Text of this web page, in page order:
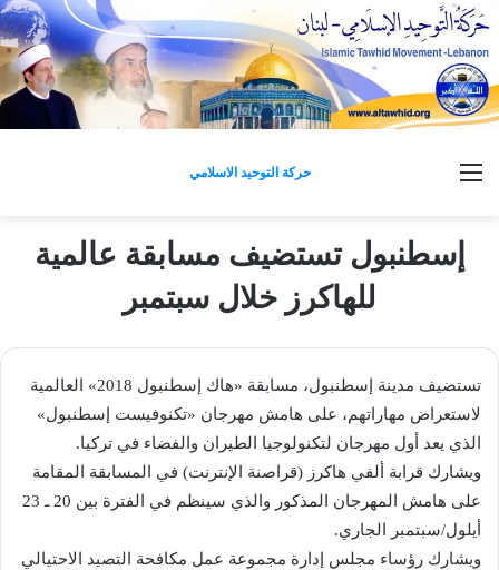
حركة التوحيد الاسلامي
إسطنبول تستضيف مسابقة عالمية
للهاكرز خلال سبتمبر
تستضيف مدينة إسطنبول، مسابقة «هاك إسطنبول 2018» العالمية
لاستعراض مهاراتهم، على هامش مهرجان «تكنوفيست إسطنبول»
الذي يعد أول مهرجان لتكنولوجيا الطيران والفضاء في تركيا.
ويشارك قرابة ألفي هاكرز (قراصنة الإنترنت) في المسابقة المقامة
على هامش المهرجان المذكور والذي سينظم في الفترة بين 20 ـ 23
أيلول/سبتمبر الجاري.
ويشارك رؤساء مجلس إدارة مجموعة عمل مكافحة التصيد الاحتيالي